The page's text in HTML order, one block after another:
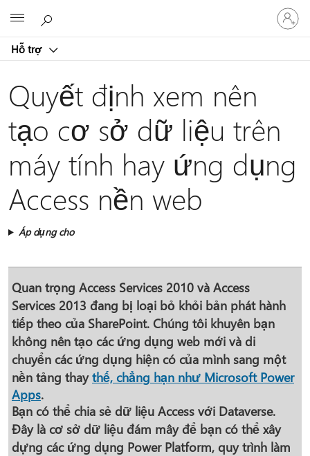
Hỗ trợ
Đăng
nhập
tài
Quyết định xem nên
tạo cơ sở dữ liệu trên
máy tính hay ứng dụng
Access nền web
Áp dụng cho
Quan trọng Access Services 2010 và Access
Services 2013 đang bị loại bỏ khỏi bản phát hành
tiếp theo của SharePoint. Chúng tôi khuyên bạn
không nên tạo các ứng dụng web mới và di
chuyển các ứng dụng hiện có của mình sang một
nền tảng thaythế, chẳng hạn như Microsoft Power
Apps.
Bạn có thể chia sẻ dữ liệu Access với Dataverse.
Đây là cơ sở dữ liệu đám mây để bạn có thể xây
dựng các ứng dụng Power Platform, quy trình làm